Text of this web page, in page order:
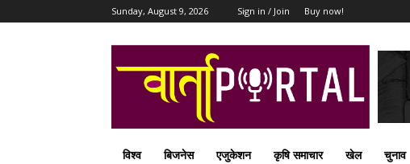
Sunday, August 9, 2026 Sign in / Join Buy now!
विश्व बिजनेस एजुकेशन कृषि समाचार खेल चुनाव